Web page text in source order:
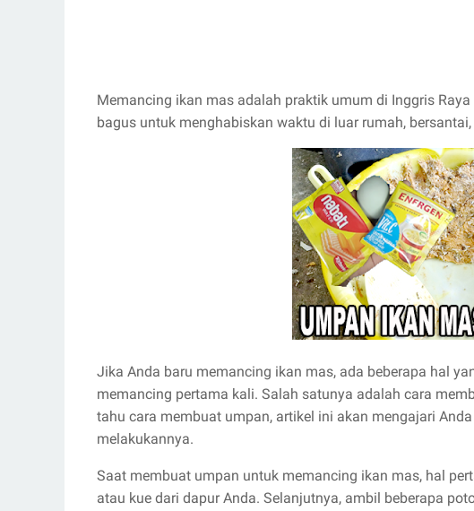
Memancing ikan mas adalah praktik umum di Inggris
bagus untuk menghabiskan waktu di luar rumah,
Jika Anda baru memancing ikan mas, ada beberapa hal
memancing pertama kali. Salah satunya adalah cara
tahu cara membuat umpan, artikel ini akan mengajari
melakukannya.
Saat membuat umpan untuk memancing ikan mas, hal
atau kue dari dapur Anda. Selanjutnya, ambil beberapa